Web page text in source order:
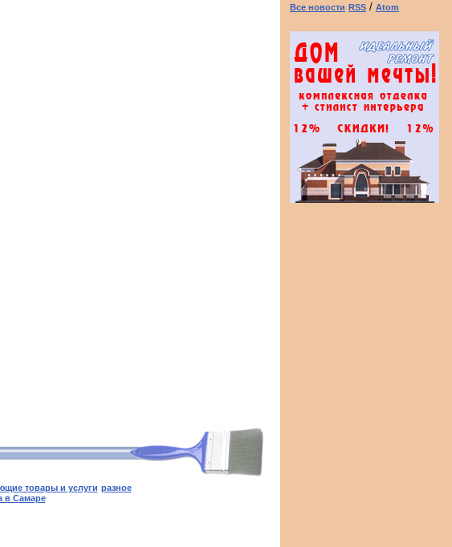
Все новости RSS / Atom
товары и услуги разное
в Самаре